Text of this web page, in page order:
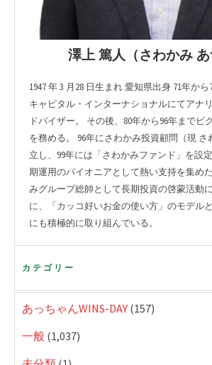
澤上 篤人（さわかみ あ
1947 年 3 月28 日生まれ 愛知県出身 71年から
キャピタル・インターナショナルにてアナ
ドバイザー。 その後、80年から96年までピ
を務める。 96年にさわかみ投資顧問（現
立し、99年には「さわかみファンド」を設
期運用のパイオニアとして熱い支持を集め
みグループ総帥として長期投資の啓蒙活動
に、「カッコ好いお金の使い方」のモデル
にも積極的に取り組んでいる。
カテゴリー
あっちゃんWINS-DAY (157)
一般 (1,037)